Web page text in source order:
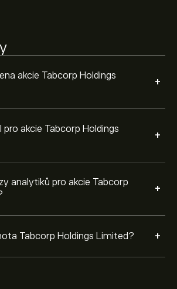
akcie Tabcorp Holdings
+
akcie Tabcorp Holdings
+
analytiků pro akcie Tabcorp
+
Tabcorp Holdings Limited? +